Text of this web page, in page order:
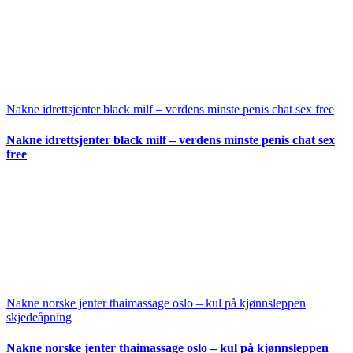
Nakne idrettsjenter black milf – verdens minste penis chat sex free
Nakne idrettsjenter black milf – verdens minste penis chat sex
free
Nakne norske jenter thaimassage oslo – kul på kjønnsleppen
skjedeåpning
Nakne norske jenter thaimassage oslo – kul på kjønnsleppen